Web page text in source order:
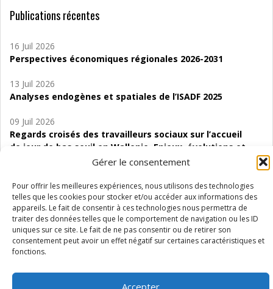
Gérer le consentement
Pour offrir les meilleures expériences, nous utilisons des technologies
telles que les cookies pour stocker et/ou accéder aux informations des
appareils. Le fait de consentir à ces technologies nous permettra de
traiter des données telles que le comportement de navigation ou les ID
uniques sur ce site. Le fait de ne pas consentir ou de retirer son
consentement peut avoir un effet négatif sur certaines caractéristiques et
fonctions.
Accepter
Publications récentes
16 Juil 2026
Perspectives économiques régionales 2026-2031
13 Juil 2026
Analyses endogènes et spatiales de l’ISADF 2025
09 Juil 2026
Regards croisés des travailleurs sociaux sur l’accueil
de jour de bas seuil en Wallonie. Enjeux, évolutions et
06 Juil 2026
Étude d’évaluabilité des Structures
d’accompagnement à l’autocréation d’emploi (SAACE)
01 Juil 2026
Pénurie du personnel infirmier :quels indicateurs
Wallonie ?